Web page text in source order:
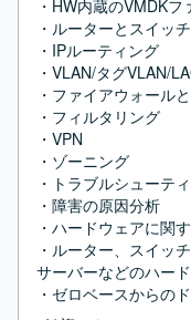
・HW内蔵のVMDK
・ルーターとスイッ
・IPルーティング
・VLAN/タグVLAN/
・ファイアウォール
・フィルタリング
・VPN
・ゾーニング
・トラブルシューテ
・障害の原因分析
・ハードウェアに関
・ルーター、スイッ
サーバーなどのハー
・ゼロベースからの